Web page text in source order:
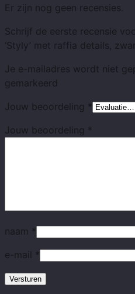
Er zijn nog geen recensies.
Schrijf de eerste recensie
‘Styly’ met raffia details,
Je e-mailadres wordt niet
gemarkeerd
Jouw beoordeling *
Jouw beoordeling *
naam *
e-mail *